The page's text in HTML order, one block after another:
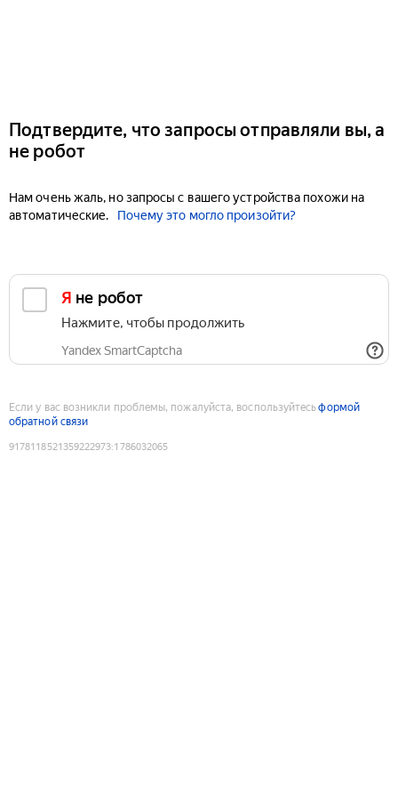
Подтвердите, что запросы отправляли вы, а
не робот
Нам очень жаль, но запросы с вашего устройства похожи на
автоматические.
Почему это могло произойти?
Я не робот
Нажмите, чтобы продолжить
Yandex SmartCaptcha
Если у вас возникли проблемы, пожалуйста, воспользуйтесьформой
обратной связи
9178118521359222973:1786032065